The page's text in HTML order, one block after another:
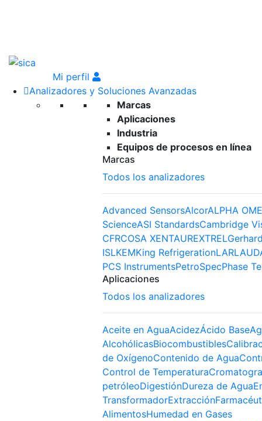
Mi perfil
Analizadores y Soluciones Avanzadas
Marcas
Aplicaciones
Industria
Equipos de procesos en línea
Marcas
Todos los analizadores
Advanced SensorsAlcorALPHA
ScienceASI StandardsCambridge
CFRCOSA XENTAUREXTREL
ISLKEMKing RefrigerationLAR
PCS InstrumentsPetroSpecPhase
Aplicaciones
Todos los analizadores
Aceite en AguaAcidezÁcido Base
AlcohólicasBiocombustibles
de OxígenoContenido de Agua
Control de Temperatura
petróleoDigestiónDureza de Agua
TransformadorExtracción
AlimentosHumedad en Gases